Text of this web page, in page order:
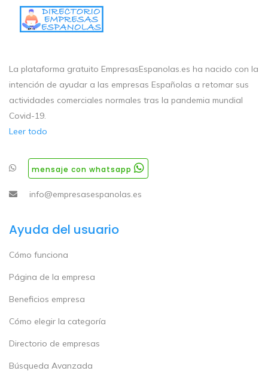
La plataforma gratuito EmpresasEspanolas.es ha nacido con la
intención de ayudar a las empresas Españolas a retomar sus
actividades comerciales normales tras la pandemia mundial
Covid-19.
Leer todo
mensaje con whatsapp
info@empresasespanolas.es
Ayuda del usuario
Cómo funciona
Página de la empresa
Beneficios empresa
Cómo elegir la categoría
Directorio de empresas
Búsqueda Avanzada